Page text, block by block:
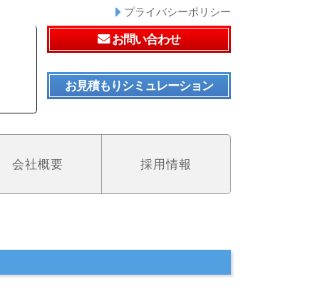
プライバシーポリシー
お問い合わせ
お見積もりシミュレーション
会社概要 採用情報